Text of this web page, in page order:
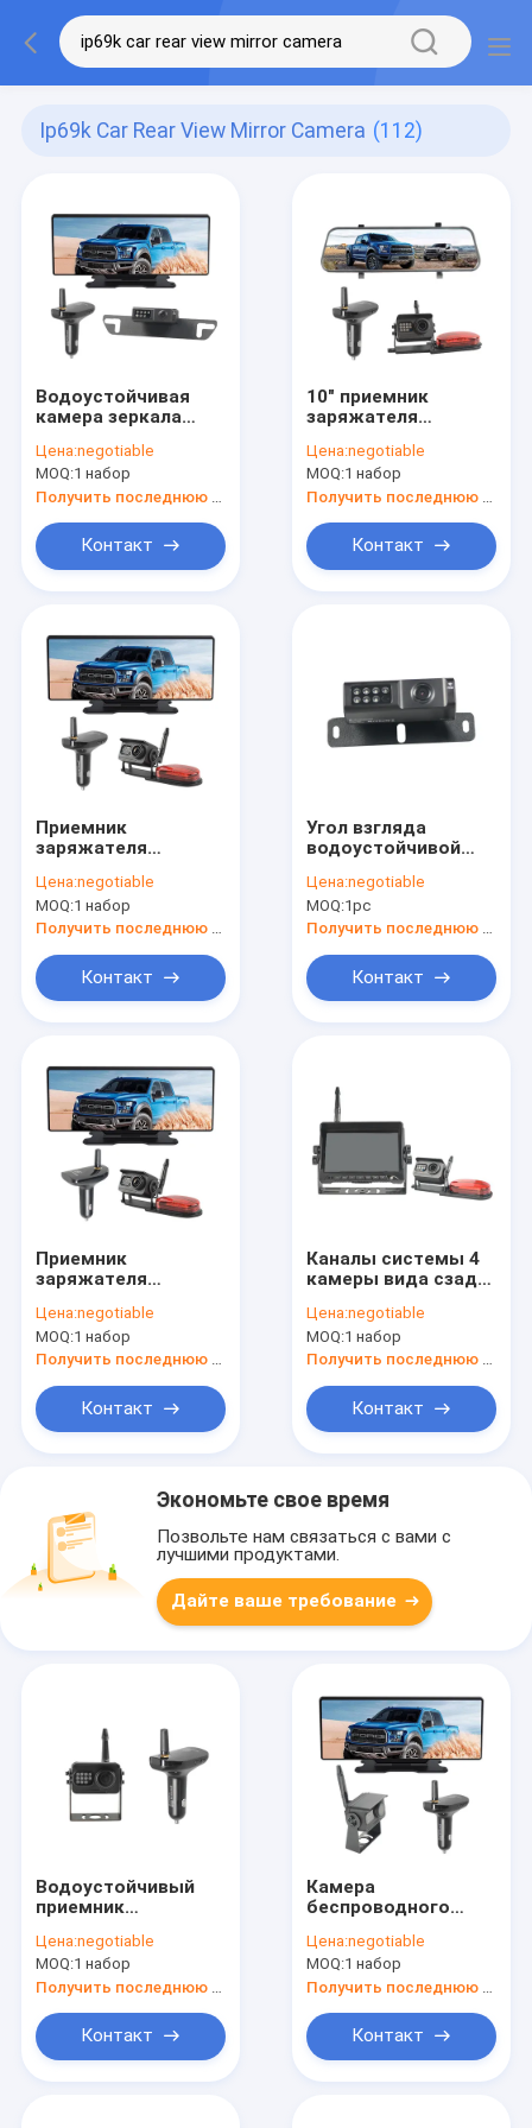
Ip69k Car Rear View Mirror Camera (112)
Водоустойчивая
камера зеркала
IP69K 1080P экран
12 дюймов
Цена:negotiable
MOQ:1 набор
Контакт
10" приемник
заряжателя
зеркала заднего
вида экрана
касания IP69K
беспроводной
Цена:negotiable
MOQ:1 набор
Контакт
Приемник
заряжателя
камеры зеркала
заднего вида
экрана касания 12
Цена:negotiable
MOQ:1 набор
Контакт
Угол взгляда
водоустойчивой
вида сзади
автомобиля IP69K
широкий
Цена:negotiable
MOQ:1pc
Контакт
Приемник
заряжателя
камеры зеркала
заднего вида CE
ROHS FCC
Цена:negotiable
MOQ:1 набор
Получить последнюю цену
Контакт
Каналы системы 4
камеры вида сзади
беспроводные
IP69K
максимальные
Цена:negotiable
MOQ:1 набор
Получить последнюю цену
Контакт
Экономьте свое время
Позвольте нам связаться с вами с
лучшими продуктами.
Дайте ваше требование
Водоустойчивый
приемник
автомобиля
камеры вида сзади
1080P IP69K HD AHD
Цена:negotiable
MOQ:1 набор
Контакт
Камера
беспроводного
зеркала заднего
вида резервная
экран касания 12
дюймов
Цена:negotiable
MOQ:1 набор
Контакт